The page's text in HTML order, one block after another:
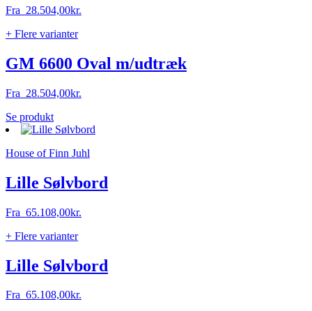
Fra 28.504,00kr.
+ Flere varianter
GM 6600 Oval m/udtræk
Fra 28.504,00kr.
Se produktDette
vare
flere
Mulighederne
kan
på
House of Finn Juhl
Lille Sølvbord
Fra 65.108,00kr.
+ Flere varianter
Lille Sølvbord
Fra 65.108,00kr.